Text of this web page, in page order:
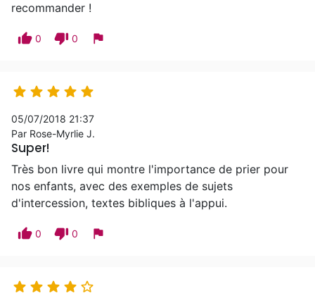
recommander !
thumb_up 0 thumb_down 0 flag
    
05/07/2018 21:37
Par Rose-Myrlie J.
Super!
Très bon livre qui montre l'importance de prier pour
nos enfants, avec des exemples de sujets
d'intercession, textes bibliques à l'appui.
thumb_up 0 thumb_down 0 flag
    